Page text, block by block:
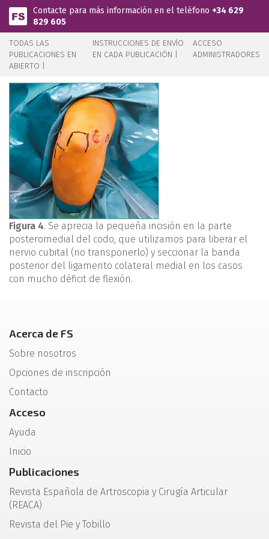
Pasar al contenido principal
Contacte para más información en el teléfono +34 629
829 605
TODAS LAS
PUBLICACIONES EN
ABIERTO |
INSTRUCCIONES DE ENVÍO
EN CADA PUBLICACIÓN |
ACCESO
ADMINISTRADORES
Figura 4. Se aprecia la pequeña incisión en la parte
posteromedial del codo, que utilizamos para liberar el
nervio cubital (no transponerlo) y seccionar la banda
posterior del ligamento colateral medial en los casos
con mucho déficit de flexión.
Acerca de FS
Sobre nosotros
Opciones de inscripción
Contacto
Acceso
Ayuda
Inicio
Publicaciones
Revista Española de Artroscopia y Cirugía Articular
(REACA)
Revista del Pie y Tobillo